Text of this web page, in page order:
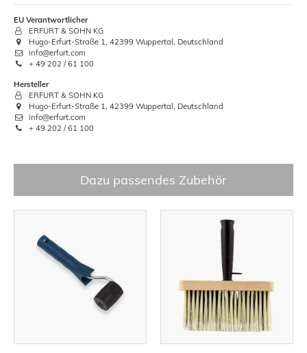
EU Verantwortlicher
ERFURT & SOHN KG
Hugo-Erfurt-Straße 1, 42399 Wuppertal, Deutschland
info@erfurt.com
+ 49 202 / 61 100
Hersteller
ERFURT & SOHN KG
Hugo-Erfurt-Straße 1, 42399 Wuppertal, Deutschland
info@erfurt.com
+ 49 202 / 61 100
Dazu passendes Zubehör